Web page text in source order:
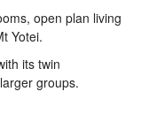
open plan living
Yotei.
its twin
groups.